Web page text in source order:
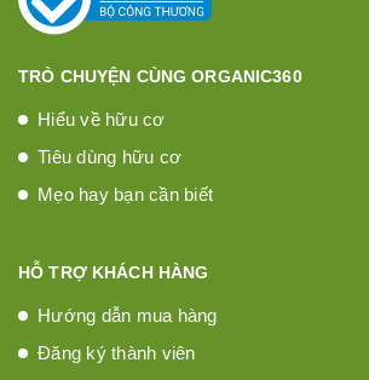
TRÒ CHUYỆN CÙNG ORGANIC360
Hiểu về hữu cơ
Tiêu dùng hữu cơ
Mẹo hay bạn cần biết
HỖ TRỢ KHÁCH HÀNG
Hướng dẫn mua hàng
Đăng ký thành viên